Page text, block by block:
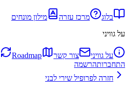
בלוג מרכז עזרה
מילון מונחים
על גוויני
על גוויני צור קשר Roadmap
התחברותהרשמה
חזרה לפרופיל שירי לבני